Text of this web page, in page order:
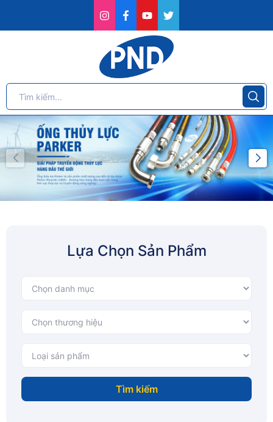
Lựa Chọn Sản Phẩm
Tìm kiếm